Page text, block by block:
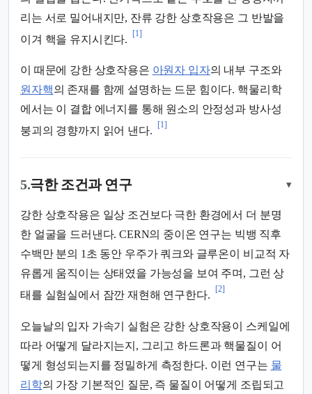
리는 서로 밀어내지만, 잔류 강한 상호작용은 그 반발을
이겨 핵을 유지시킨다.
[1]
이 때문에 강한 상호작용은 아원자 입자의 내부 구조와
원자핵의 존재를 함께 설명하는 드문 힘이다. 핵물리학
에서는 이 결합 에너지를 통해 원소의 안정성과 방사성
붕괴의 경향까지 읽어 낸다.
[1]
5.극한 조건과 연구 ▾
강한 상호작용은 일상 조건보다 극한 환경에서 더 분명
한 얼굴을 드러낸다. CERN의 중이온 연구는 빅뱅 직후
수백만 분의 1초 동안 우주가 쿼크와 글루온이 비교적 자
유롭게 움직이는 상태였을 가능성을 보여 주며, 그런 상
태를 실험실에서 잠깐 재현해 연구한다.
[2]
오늘날의 입자 가속기 실험은 강한 상호작용이 스케일에
따라 어떻게 달라지는지, 그리고 하드론과 핵물질이 어
떻게 형성되는지를 정밀하게 측정한다. 이런 연구는 물
리학의 가장 기본적인 질문, 즉 물질이 어떻게 조립되고